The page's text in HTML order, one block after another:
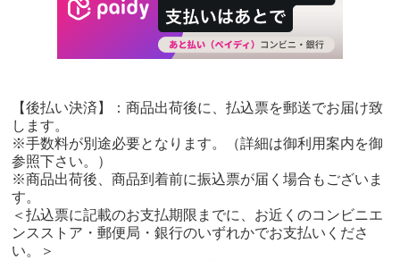
【後払い決済】：商品出荷後に、払込票を郵送でお届け致
します。
※手数料が別途必要となります。（詳細は御利用案内を御
参照下さい。）
※商品出荷後、商品到着前に振込票が届く場合もございま
す。
＜払込票に記載のお支払期限までに、お近くのコンビニエ
ンスストア・郵便局・銀行のいずれかでお支払いくださ
い。＞